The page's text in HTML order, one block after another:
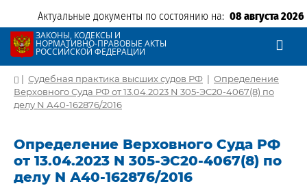
Актуальные документы по состоянию на: 08 августа 2026
ЗАКОНЫ, КОДЕКСЫ И
НОРМАТИВНО-ПРАВОВЫЕ АКТЫ
РОССИЙСКОЙ ФЕДЕРАЦИИ
| Судебная практика высших судов РФ | Определение
Верховного Суда РФ от 13.04.2023 N 305-ЭС20-4067(8) по
делу N А40-162876/2016
Определение Верховного Суда РФ
от 13.04.2023 N 305-ЭС20-4067(8) по
делу N А40-162876/2016